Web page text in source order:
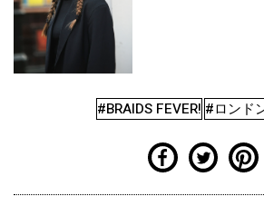
#BRAIDS FEVER! #ロンド